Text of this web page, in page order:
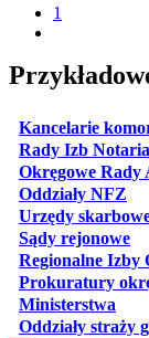
1
Kancelarie
Rady Izb
Okręgowe Rady
Oddziały NFZ
Urzędy
Sądy rejonowe
Regionalne Izby
Prokuratury
Ministerstwa
Oddziały straży